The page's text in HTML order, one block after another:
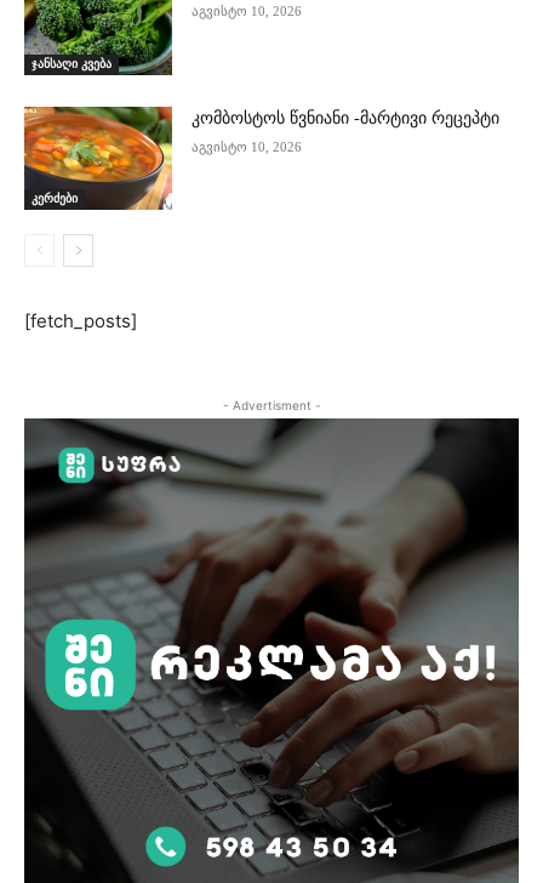
ჯანსაღი კვება
აგვისტო 10, 2026
კერძები
კომბოსტოს წვნიანი -მარტივი რეცეპტი
აგვისტო 10, 2026
[fetch_posts]
- Advertisment -